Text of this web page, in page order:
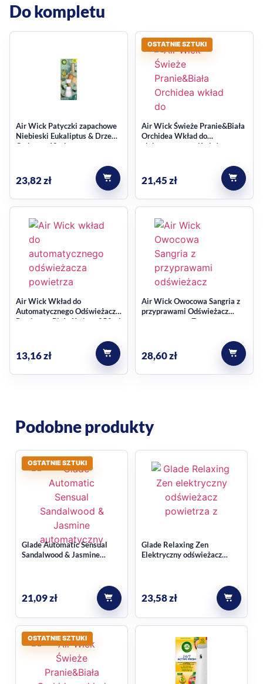
Do kompletu
Air Wick Patyczki zapachowe
Niebieski Eukaliptus & Drzewo
Cedrowe 42ml
23,82zł
OSTATNIE SZTUKI
Air Wick Świeże Pranie&Biała
Orchidea Wkład do
elektrycznego odświeżacza
21,45zł
Air Wick Wkład do
Automatycznego Odświeżacza
Powietrza Białe Kwiaty 250ml
13,16zł
Air Wick Owocowa Sangria z
przyprawami Odświeżacz
automatyczny Zestaw
28,60zł
Podobne produkty
OSTATNIE SZTUKI
Glade Automatic Sensual
Sandalwood & Jasmine
21,09zł
Glade Relaxing Zen
Elektryczny odświeżacz
23,58zł
OSTATNIE SZTUKI